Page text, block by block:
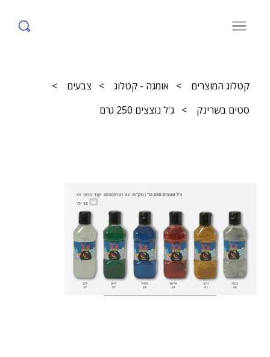
קטלוג המוצרים > אומגה - קטלוג > צבעים
>
סטים בשרינק
> ג'ל נוצצים 250 גרם